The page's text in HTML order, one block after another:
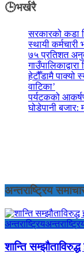
🕒भर्खरै
सरकारको कडा
स्थायी कर्मचारी
७५ प्रतिशत
हेटौँडामै पाक्यो
वाटिका’
पर्यटकको
घोडेपानी बजार:
अन्तराष्ट्रिय
अन्तराष्ट्रिय
शान्ति